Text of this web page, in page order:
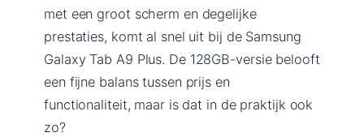
met een groot scherm en degelijke
prestaties, komt al snel uit bij de Samsung
Galaxy Tab A9 Plus. De 128GB-versie belooft
een fijne balans tussen prijs en
functionaliteit, maar is dat in de praktijk ook
zo?